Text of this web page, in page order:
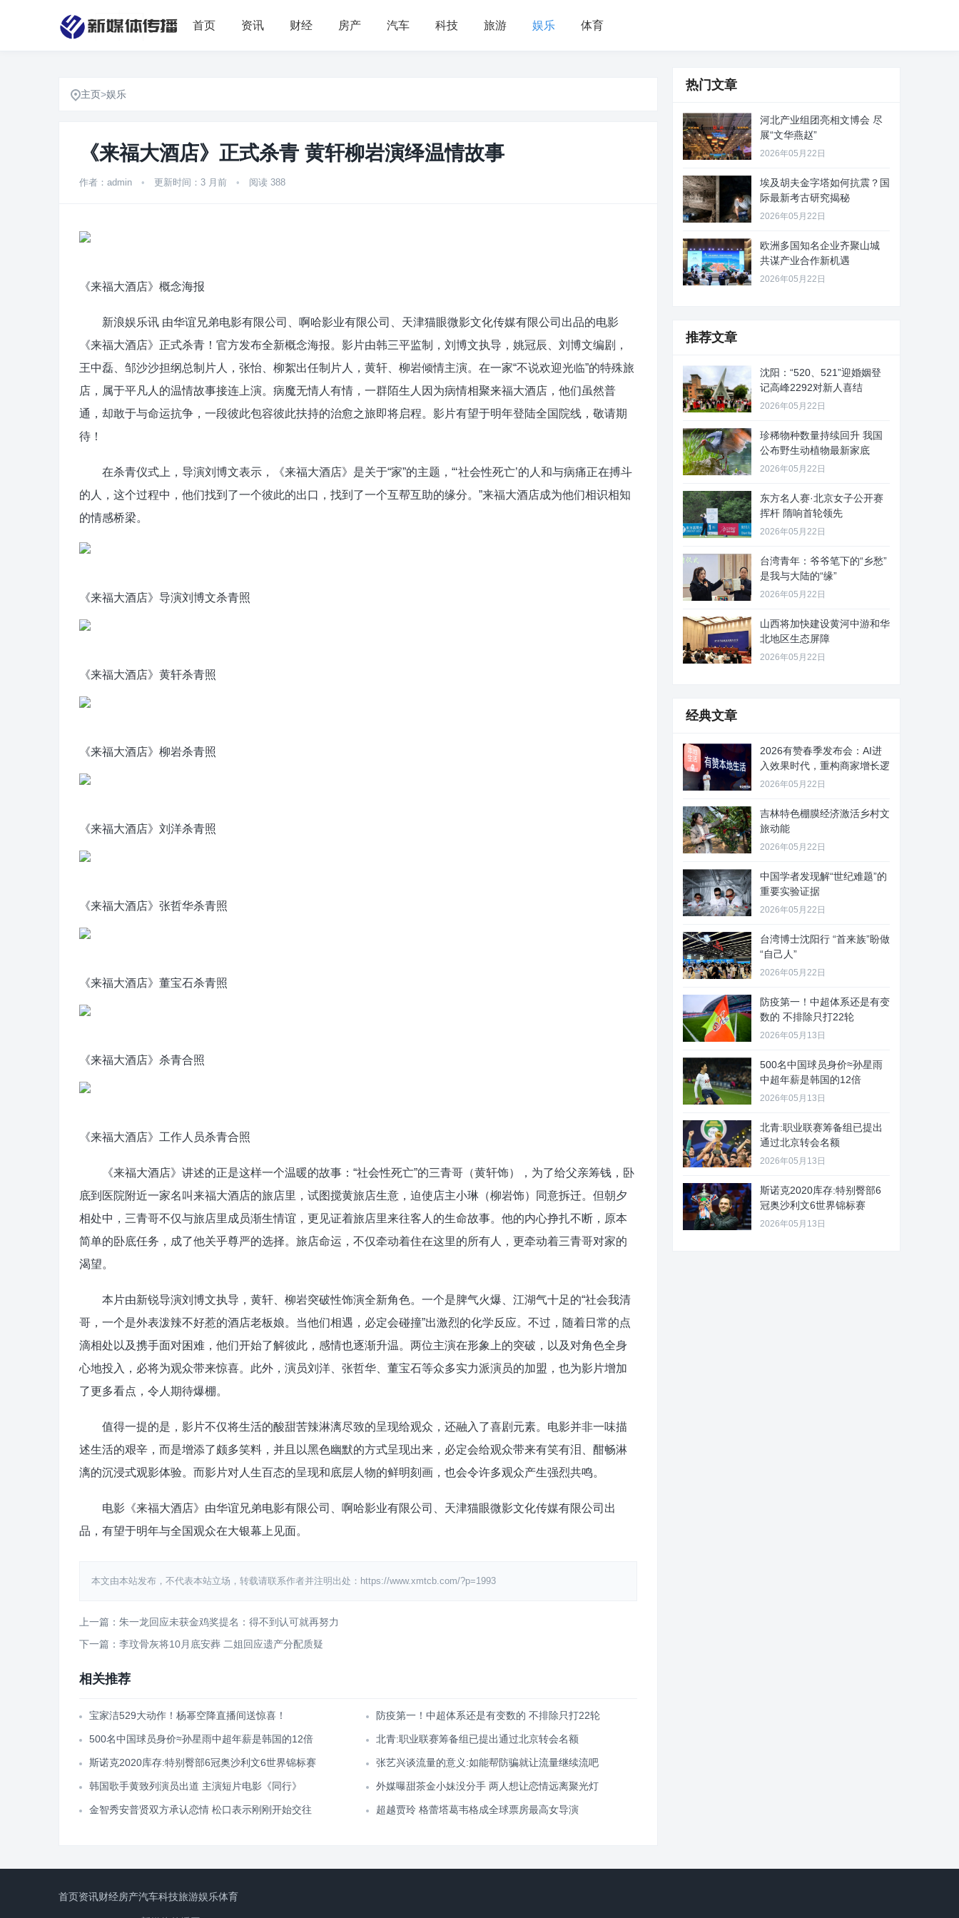
首页 资讯 财经 房产 汽车 科技 旅游 娱乐 体育
主页>娱乐
《来福大酒店》正式杀青 黄轩柳岩演绎温情故事
作者：admin • 更新时间：3 月前 • 阅读 388
《来福大酒店》概念海报
新浪娱乐讯 由华谊兄弟电影有限公司、啊哈影业有限公司、天津猫眼微影文化传媒有限公司出品的电影
《来福大酒店》正式杀青！官方发布全新概念海报。影片由韩三平监制，刘博文执导，姚冠辰、刘博文编剧，
王中磊、邹沙沙担纲总制片人，张怡、柳絮出任制片人，黄轩、柳岩倾情主演。在一家“不说欢迎光临”的特殊旅
店，属于平凡人的温情故事接连上演。病魔无情人有情，一群陌生人因为病情相聚来福大酒店，他们虽然普
通，却敢于与命运抗争，一段彼此包容彼此扶持的治愈之旅即将启程。影片有望于明年登陆全国院线，敬请期
待！
在杀青仪式上，导演刘博文表示，《来福大酒店》是关于“家”的主题，“‘社会性死亡’的人和与病痛正在搏斗
的人，这个过程中，他们找到了一个彼此的出口，找到了一个互帮互助的缘分。”来福大酒店成为他们相识相知
的情感桥梁。
《来福大酒店》导演刘博文杀青照
《来福大酒店》黄轩杀青照
《来福大酒店》柳岩杀青照
《来福大酒店》刘洋杀青照
《来福大酒店》张哲华杀青照
《来福大酒店》董宝石杀青照
《来福大酒店》杀青合照
《来福大酒店》工作人员杀青合照
《来福大酒店》讲述的正是这样一个温暖的故事：“社会性死亡”的三青哥（黄轩饰），为了给父亲筹钱，卧
底到医院附近一家名叫来福大酒店的旅店里，试图搅黄旅店生意，迫使店主小琳（柳岩饰）同意拆迁。但朝夕
相处中，三青哥不仅与旅店里成员渐生情谊，更见证着旅店里来往客人的生命故事。他的内心挣扎不断，原本
简单的卧底任务，成了他关乎尊严的选择。旅店命运，不仅牵动着住在这里的所有人，更牵动着三青哥对家的
渴望。
本片由新锐导演刘博文执导，黄轩、柳岩突破性饰演全新角色。一个是脾气火爆、江湖气十足的“社会我清
哥，一个是外表泼辣不好惹的酒店老板娘。当他们相遇，必定会碰撞”出激烈的化学反应。不过，随着日常的点
滴相处以及携手面对困难，他们开始了解彼此，感情也逐渐升温。两位主演在形象上的突破，以及对角色全身
心地投入，必将为观众带来惊喜。此外，演员刘洋、张哲华、董宝石等众多实力派演员的加盟，也为影片增加
了更多看点，令人期待爆棚。
值得一提的是，影片不仅将生活的酸甜苦辣淋漓尽致的呈现给观众，还融入了喜剧元素。电影并非一味描
述生活的艰辛，而是增添了颇多笑料，并且以黑色幽默的方式呈现出来，必定会给观众带来有笑有泪、酣畅淋
漓的沉浸式观影体验。而影片对人生百态的呈现和底层人物的鲜明刻画，也会令许多观众产生强烈共鸣。
电影《来福大酒店》由华谊兄弟电影有限公司、啊哈影业有限公司、天津猫眼微影文化传媒有限公司出
品，有望于明年与全国观众在大银幕上见面。
本文由本站发布，不代表本站立场，转载请联系作者并注明出处：https://www.xmtcb.com/?p=1993
上一篇：朱一龙回应未获金鸡奖提名：得不到认可就再努力
下一篇：李玟骨灰将10月底安葬 二姐回应遗产分配质疑
相关推荐
宝家洁529大动作！杨幂空降直播间送惊喜！ 防疫第一！中超体系还是有变数的 不排除只打22轮
500名中国球员身价≈孙星雨中超年薪是韩国的12倍 北青:职业联赛筹备组已提出通过北京转会名额
斯诺克2020库存:特别臀部6冠奥沙利文6世界锦标赛 张艺兴谈流量的意义:如能帮防骗就让流量继续流吧
韩国歌手黄致列演员出道 主演短片电影《同行》 外媒曝甜茶金小妹没分手 两人想让恋情远离聚光灯
金智秀安普贤双方承认恋情 松口表示刚刚开始交往 超越贾玲 格蕾塔葛韦格成全球票房最高女导演
热门文章
河北产业组团亮相文博会 尽
展“文华燕赵”
2026年05月22日
埃及胡夫金字塔如何抗震？国
际最新考古研究揭秘
2026年05月22日
欧洲多国知名企业齐聚山城
共谋产业合作新机遇
2026年05月22日
推荐文章
沈阳：“520、521”迎婚姻登
记高峰2292对新人喜结
2026年05月22日
珍稀物种数量持续回升 我国
公布野生动植物最新家底
2026年05月22日
东方名人赛·北京女子公开赛
挥杆 隋响首轮领先
2026年05月22日
台湾青年：爷爷笔下的“乡愁”
是我与大陆的“缘”
2026年05月22日
山西将加快建设黄河中游和华
北地区生态屏障
2026年05月22日
经典文章
2026有赞春季发布会：AI进
入效果时代，重构商家增长逻
2026年05月22日
吉林特色棚膜经济激活乡村文
旅动能
2026年05月22日
中国学者发现解“世纪难题”的
重要实验证据
2026年05月22日
台湾博士沈阳行 “首来族”盼做
“自己人”
2026年05月22日
防疫第一！中超体系还是有变
数的 不排除只打22轮
2026年05月13日
500名中国球员身价≈孙星雨
中超年薪是韩国的12倍
2026年05月13日
北青:职业联赛筹备组已提出
通过北京转会名额
2026年05月13日
斯诺克2020库存:特别臀部6
冠奥沙利文6世界锦标赛
2026年05月13日
首页资讯财经房产汽车科技旅游娱乐体育